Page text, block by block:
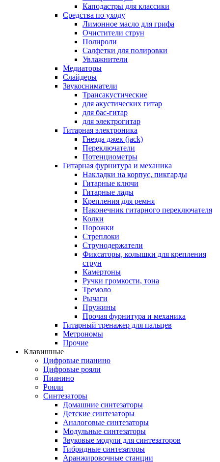
Каподастры для классики
Средства по уходу
Лимонное масло для грифа
Очистители струн
Полироли
Салфетки для полировки
Увлажнители
Медиаторы
Слайдеры
Звукосниматели
Трансакустические
для акустических гитар
для бас-гитар
для электрогитар
Гитарная электроника
Гнезда джек (jack)
Переключатели
Потенциометры
Гитарная фурнитура и механика
Накладки на корпус, пикгарды
Гитарные ключи
Гитарные лады
Крепления для ремня
Наконечник гитарного переключателя
Колки
Порожки
Стреплоки
Струнодержатели
Фиксаторы, колышки для крепления
струн
Камертоны
Ручки громкости, тона
Тремоло
Рычаги
Пружины
Прочая фурнитура и механика
Гитарный тренажер для пальцев
Метрономы
Прочие
Клавишные
Цифровые пианино
Цифровые рояли
Пианино
Рояли
Синтезаторы
Домашние синтезаторы
Детские синтезаторы
Аналоговые синтезаторы
Модульные синтезаторы
Звуковые модули для синтезаторов
Гибридные синтезаторы
Аранжировочные станции